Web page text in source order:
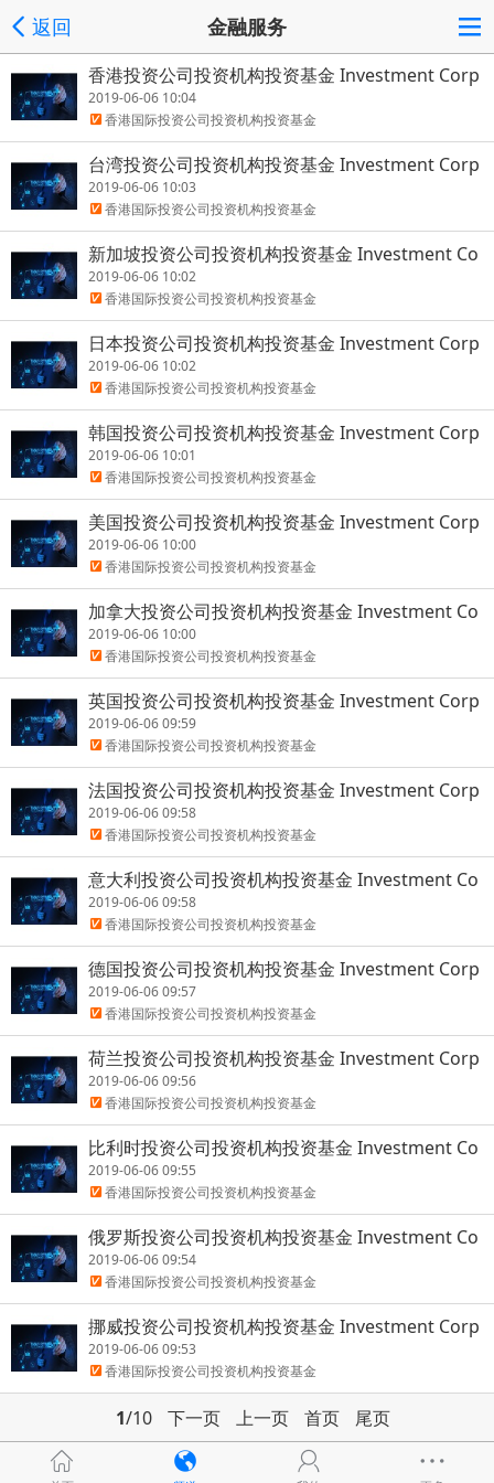
返回 金融服务
香港投资公司投资机构投资基金 Investment Corp
orations/Investment Institutions/Investment f
oundations
2019-06-06 10:04
香港国际投资公司投资机构投资基金
台湾投资公司投资机构投资基金 Investment Corp
orations/Investment Institutions/Investment f
oundations
2019-06-06 10:03
香港国际投资公司投资机构投资基金
新加坡投资公司投资机构投资基金 Investment Co
rporations/Investment Institutions/Investment
foundations
2019-06-06 10:02
香港国际投资公司投资机构投资基金
日本投资公司投资机构投资基金 Investment Corp
orations/Investment Institutions/Investment f
oundations
2019-06-06 10:02
香港国际投资公司投资机构投资基金
韩国投资公司投资机构投资基金 Investment Corp
orations/Investment Institutions/Investment f
oundations
2019-06-06 10:01
香港国际投资公司投资机构投资基金
美国投资公司投资机构投资基金 Investment Corp
orations/Investment Institutions/Investment f
oundations
2019-06-06 10:00
香港国际投资公司投资机构投资基金
加拿大投资公司投资机构投资基金 Investment Co
rporations/Investment Institutions/Investment
foundations
2019-06-06 10:00
香港国际投资公司投资机构投资基金
英国投资公司投资机构投资基金 Investment Corp
orations/Investment Institutions/Investment f
oundations
2019-06-06 09:59
香港国际投资公司投资机构投资基金
法国投资公司投资机构投资基金 Investment Corp
orations/Investment Institutions/Investment f
oundations
2019-06-06 09:58
香港国际投资公司投资机构投资基金
意大利投资公司投资机构投资基金 Investment Co
rporations/Investment Institutions/Investment
foundations
2019-06-06 09:58
香港国际投资公司投资机构投资基金
德国投资公司投资机构投资基金 Investment Corp
orations/Investment Institutions/Investment f
oundations
2019-06-06 09:57
香港国际投资公司投资机构投资基金
荷兰投资公司投资机构投资基金 Investment Corp
orations/Investment Institutions/Investment f
oundations
2019-06-06 09:56
香港国际投资公司投资机构投资基金
比利时投资公司投资机构投资基金 Investment Co
rporations/Investment Institutions/Investment
foundations
2019-06-06 09:55
香港国际投资公司投资机构投资基金
俄罗斯投资公司投资机构投资基金 Investment Co
rporations/Investment Institutions/Investment
foundations
2019-06-06 09:54
香港国际投资公司投资机构投资基金
挪威投资公司投资机构投资基金 Investment Corp
orations/Investment Institutions/Investment f
oundations
2019-06-06 09:53
香港国际投资公司投资机构投资基金
1/10 下一页 上一页 首页 尾页